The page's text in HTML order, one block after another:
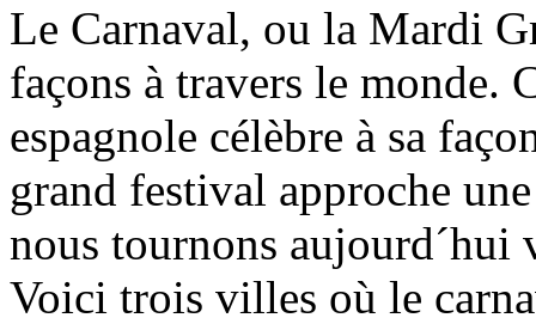
Le Carnaval, ou la Mardi
façons à travers le monde.
espagnole célèbre à sa
grand festival approche
nous tournons aujourd´hui
Voici trois villes où le